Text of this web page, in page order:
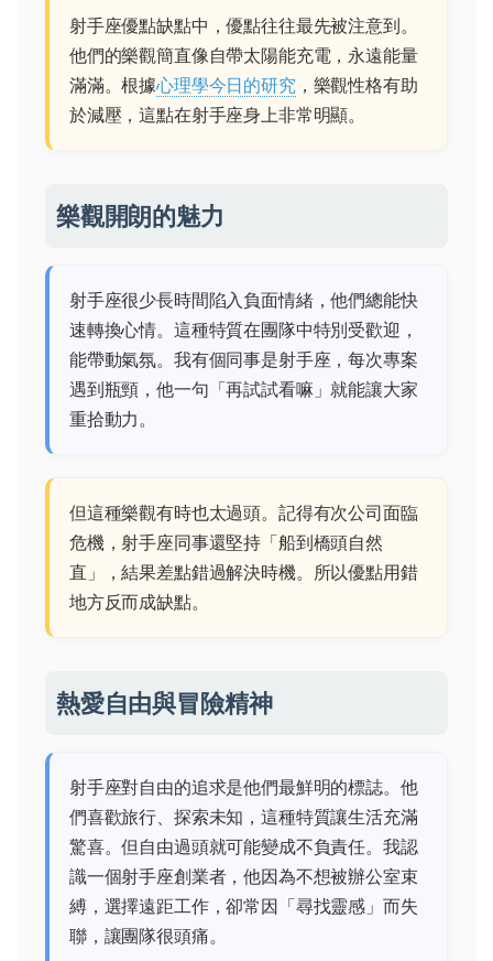
射手座優點缺點中，優點往往最先被注意到。
他們的樂觀簡直像自帶太陽能充電，永遠能量
滿滿。根據心理學今日的研究，樂觀性格有助
於減壓，這點在射手座身上非常明顯。
樂觀開朗的魅力
射手座很少長時間陷入負面情緒，他們總能快
速轉換心情。這種特質在團隊中特別受歡迎，
能帶動氣氛。我有個同事是射手座，每次專案
遇到瓶頸，他一句「再試試看嘛」就能讓大家
重拾動力。
但這種樂觀有時也太過頭。記得有次公司面臨
危機，射手座同事還堅持「船到橋頭自然
直」，結果差點錯過解決時機。所以優點用錯
地方反而成缺點。
熱愛自由與冒險精神
射手座對自由的追求是他們最鮮明的標誌。他
們喜歡旅行、探索未知，這種特質讓生活充滿
驚喜。但自由過頭就可能變成不負責任。我認
識一個射手座創業者，他因為不想被辦公室束
縛，選擇遠距工作，卻常因「尋找靈感」而失
聯，讓團隊很頭痛。